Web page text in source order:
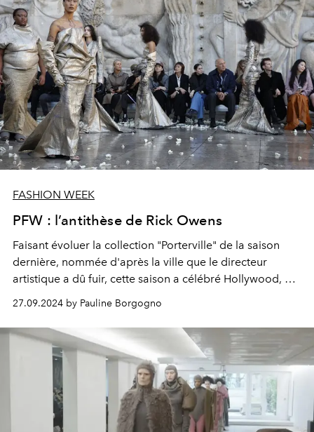
FASHION WEEK
PFW : l’antithèse de Rick Owens
Faisant évoluer la collection "Porterville" de la saison
dernière, nommée d'après la ville que le directeur
artistique a dû fuir, cette saison a célébré Hollywood, où
Rick Owens s'est rendu pour trouver ses pairs.
27.09.2024 by Pauline Borgogno